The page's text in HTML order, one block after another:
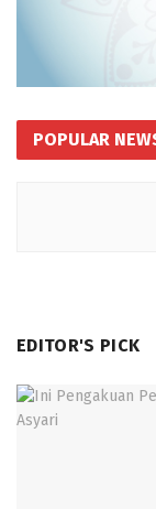
POPULAR
EDITOR'S PICK